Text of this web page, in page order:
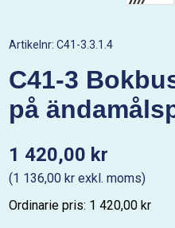
Artikelnr:C41-3.3.1.4
C41-3
på
1 420,00 kr
(1 136,00 kr exkl. moms)
Ordinarie pris: 1 420,00 kr